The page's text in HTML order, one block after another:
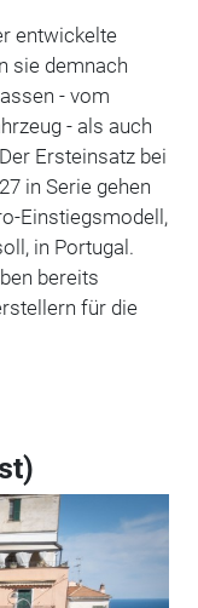
entwickelte
sie demnach
- vom
- als auch
Ersteinsatz bei
in Serie gehen
Einstiegsmodell,
in Portugal.
bereits
für die